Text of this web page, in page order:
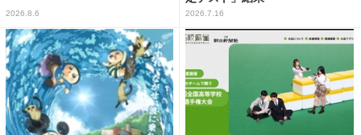
2026.8.6 2026.7.16